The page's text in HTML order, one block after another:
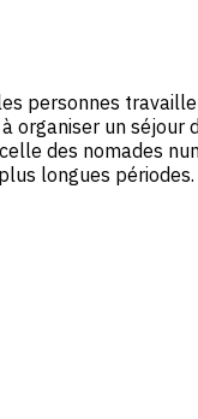
personnes
un séjour
des nomades
longues périodes.